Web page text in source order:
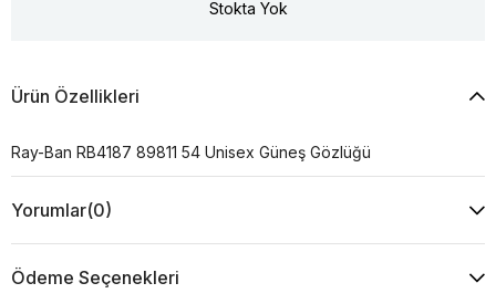
Stokta Yok
Ürün Özellikleri
Ray-Ban RB4187 89811 54 Unisex Güneş Gözlüğü
Yorumlar(0)
Ödeme Seçenekleri